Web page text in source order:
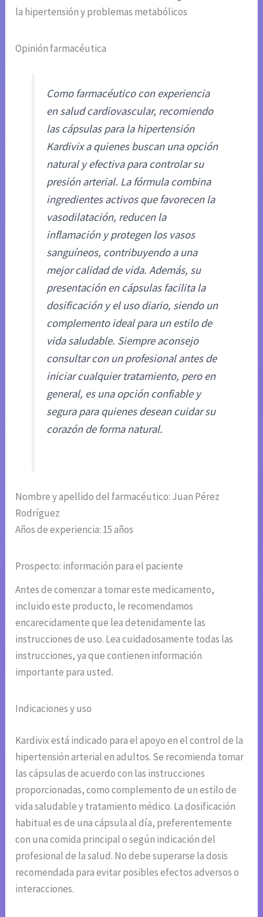
la hipertensión y problemas metabólicos
Opinión farmacéutica
Como farmacéutico con experiencia
en salud cardiovascular, recomiendo
las cápsulas para la hipertensión
Kardivix a quienes buscan una opción
natural y efectiva para controlar su
presión arterial. La fórmula combina
ingredientes activos que favorecen la
vasodilatación, reducen la
inflamación y protegen los vasos
sanguíneos, contribuyendo a una
mejor calidad de vida. Además, su
presentación en cápsulas facilita la
dosificación y el uso diario, siendo un
complemento ideal para un estilo de
vida saludable. Siempre aconsejo
consultar con un profesional antes de
iniciar cualquier tratamiento, pero en
general, es una opción confiable y
segura para quienes desean cuidar su
corazón de forma natural.
Nombre y apellido del farmacéutico: Juan Pérez
Rodríguez
Años de experiencia: 15 años
Prospecto: información para el paciente
Antes de comenzar a tomar este medicamento,
incluido este producto, le recomendamos
encarecidamente que lea detenidamente las
instrucciones de uso. Lea cuidadosamente todas las
instrucciones, ya que contienen información
importante para usted.
Indicaciones y uso
Kardivix está indicado para el apoyo en el control de la
hipertensión arterial en adultos. Se recomienda tomar
las cápsulas de acuerdo con las instrucciones
proporcionadas, como complemento de un estilo de
vida saludable y tratamiento médico. La dosificación
habitual es de una cápsula al día, preferentemente
con una comida principal o según indicación del
profesional de la salud. No debe superarse la dosis
recomendada para evitar posibles efectos adversos o
interacciones.